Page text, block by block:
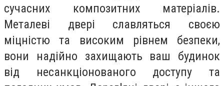
сучасних композитних матеріалів.
Металеві двері славляться своєю
міцністю та високим рівнем безпеки,
вони надійно захищають ваш будинок
від несанкціонованого доступу та